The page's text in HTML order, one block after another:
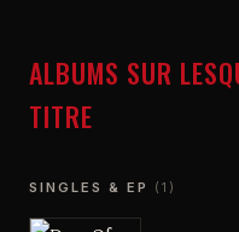
ALBUMS SUR
TITRE
SINGLES & EP (1)